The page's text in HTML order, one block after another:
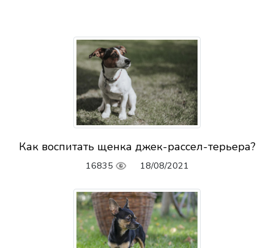
Как воспитать щенка джек-рассел-терьера?
16835 18/08/2021